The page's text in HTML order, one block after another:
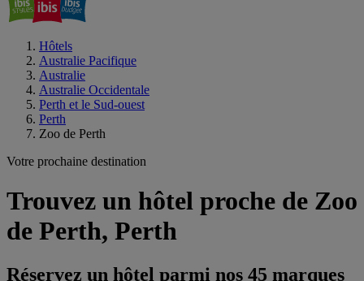
Hôtels
Australie Pacifique
Australie
Australie Occidentale
Perth et le Sud-ouest
Perth
Zoo de Perth
Votre prochaine destination
Trouvez un hôtel proche de Zoo
de Perth, Perth
Réservez un hôtel parmi nos 45 marques